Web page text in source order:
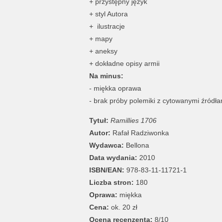
+ styl Autora
+ ilustracje
+ mapy
+ aneksy
+ dokładne opisy armii
Na minus:
- miękka oprawa
- brak próby polemiki z cytowanymi
Tytuł: Ramillies 1706
Autor: Rafał Radziwonka
Wydawca: Bellona
Data wydania: 2010
ISBN/EAN: 978-83-11-11721-1
Liczba stron: 180
Oprawa: miękka
Cena: ok. 20 zł
Ocena recenzenta: 8/10